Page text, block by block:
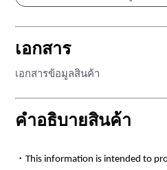
เอกสาร
เอกสารข้อมูลสินค้า
คำอธิบายสินค้า
・This information is intended to